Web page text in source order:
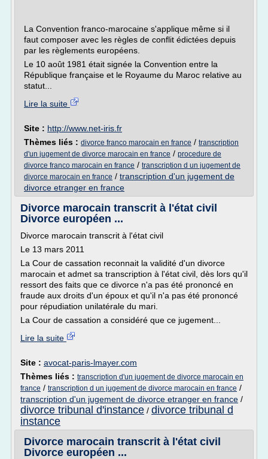
La Convention franco-marocaine s'applique même si il
faut composer avec les règles de conflit édictées depuis
par les règlements européens.
Le 10 août 1981 était signée la Convention entre la
République française et le Royaume du Maroc relative au
statut...
Lire la suite
Site : http://www.net-iris.fr
Thèmes liés : divorce franco marocain en france / transcription
d'un jugement de divorce marocain en france / procedure de
divorce franco marocain en france / transcription d un jugement de
divorce marocain en france / transcription d'un jugement de
divorce etranger en france
Divorce marocain transcrit à l'état civil
Divorce européen ...
Divorce marocain transcrit à l'état civil
Le 13 mars 2011
La Cour de cassation reconnait la validité d'un divorce
marocain et admet sa transcription à l'état civil, dès lors qu'il
ressort des faits que ce divorce n'a pas été prononcé en
fraude aux droits d'un époux et qu'il n'a pas été prononcé
pour répudiation unilatérale du mari.
La Cour de cassation a considéré que ce jugement...
Lire la suite
Site : avocat-paris-lmayer.com
Thèmes liés : transcription d'un jugement de divorce marocain en
france / transcription d un jugement de divorce marocain en france /
transcription d'un jugement de divorce etranger en france /
divorce tribunal d'instance / divorce tribunal d
instance
Divorce marocain transcrit à l'état civil
Divorce européen ...